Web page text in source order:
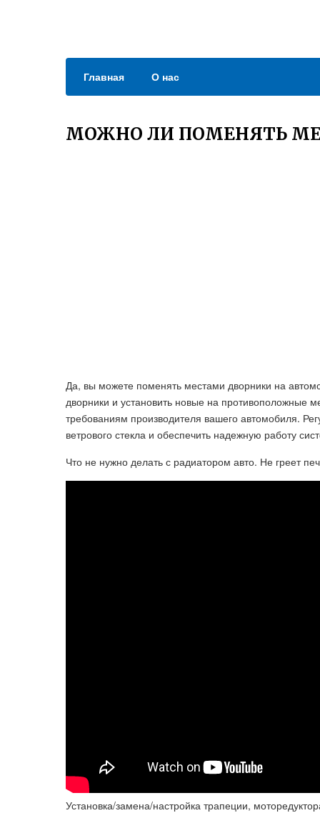
Главная О нас
МОЖНО ЛИ ПОМЕНЯТЬ
Да, вы можете поменять местами дворники на
дворники и установить новые на противоположные
требованиям производителя вашего автомобиля.
ветрового стекла и обеспечить надежную работу
Что не нужно делать с радиатором авто. Не греет
Установка/замена/настройка трапеции,